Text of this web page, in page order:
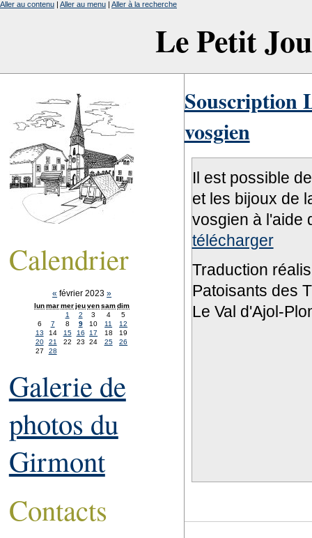
Le Petit
Aller au contenu | Aller au menu | Aller à la recherche
Souscription
vosgien
Il est possible
et les bijoux de
vosgien à l'aide
télécharger
Traduction
Patoisants des
Le Val d'Ajol-
Calendrier
« février 2023»
lunmarmerjeuvensamdim
1
2 3 4
5
6
7 8 9 10 11
12
13
14 15 16 17 18
19
20
21 22 23 24 25
26
27
28
Galerie de
photos du
Girmont
Contacts